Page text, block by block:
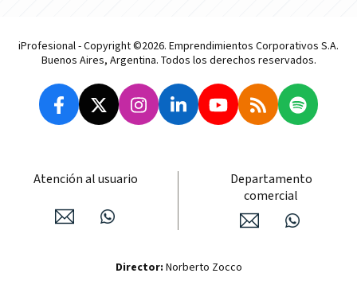
iProfesional - Copyright ©2026. Emprendimientos Corporativos S.A.
Buenos Aires, Argentina. Todos los derechos reservados.
Atención al usuario
Departamento
comercial
Director: Norberto Zocco